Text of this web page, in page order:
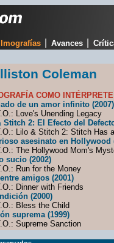
Avances
Coleman
COMO
de un amor infinito (2007)
Love's Unending Legacy
Stitch 2: El Efecto del
Lilo & Stitch 2: Stitch Has
asesinato en Hollywood
The Hollywood Mom's
sucio (2002)
Run for the Money
amigos (2001)
Dinner with Friends
(2000)
Bless the Child
suprema (1999)
Supreme Sanction